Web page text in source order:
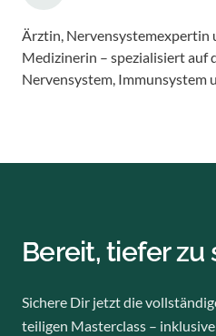
Ärztin, Nervensystemexpertin
Medizinerin – spezialisiert auf
Nervensystem, Immunsystem
Bereit, tiefer zu
Sichere Dir jetzt die
teiligen Masterclass –